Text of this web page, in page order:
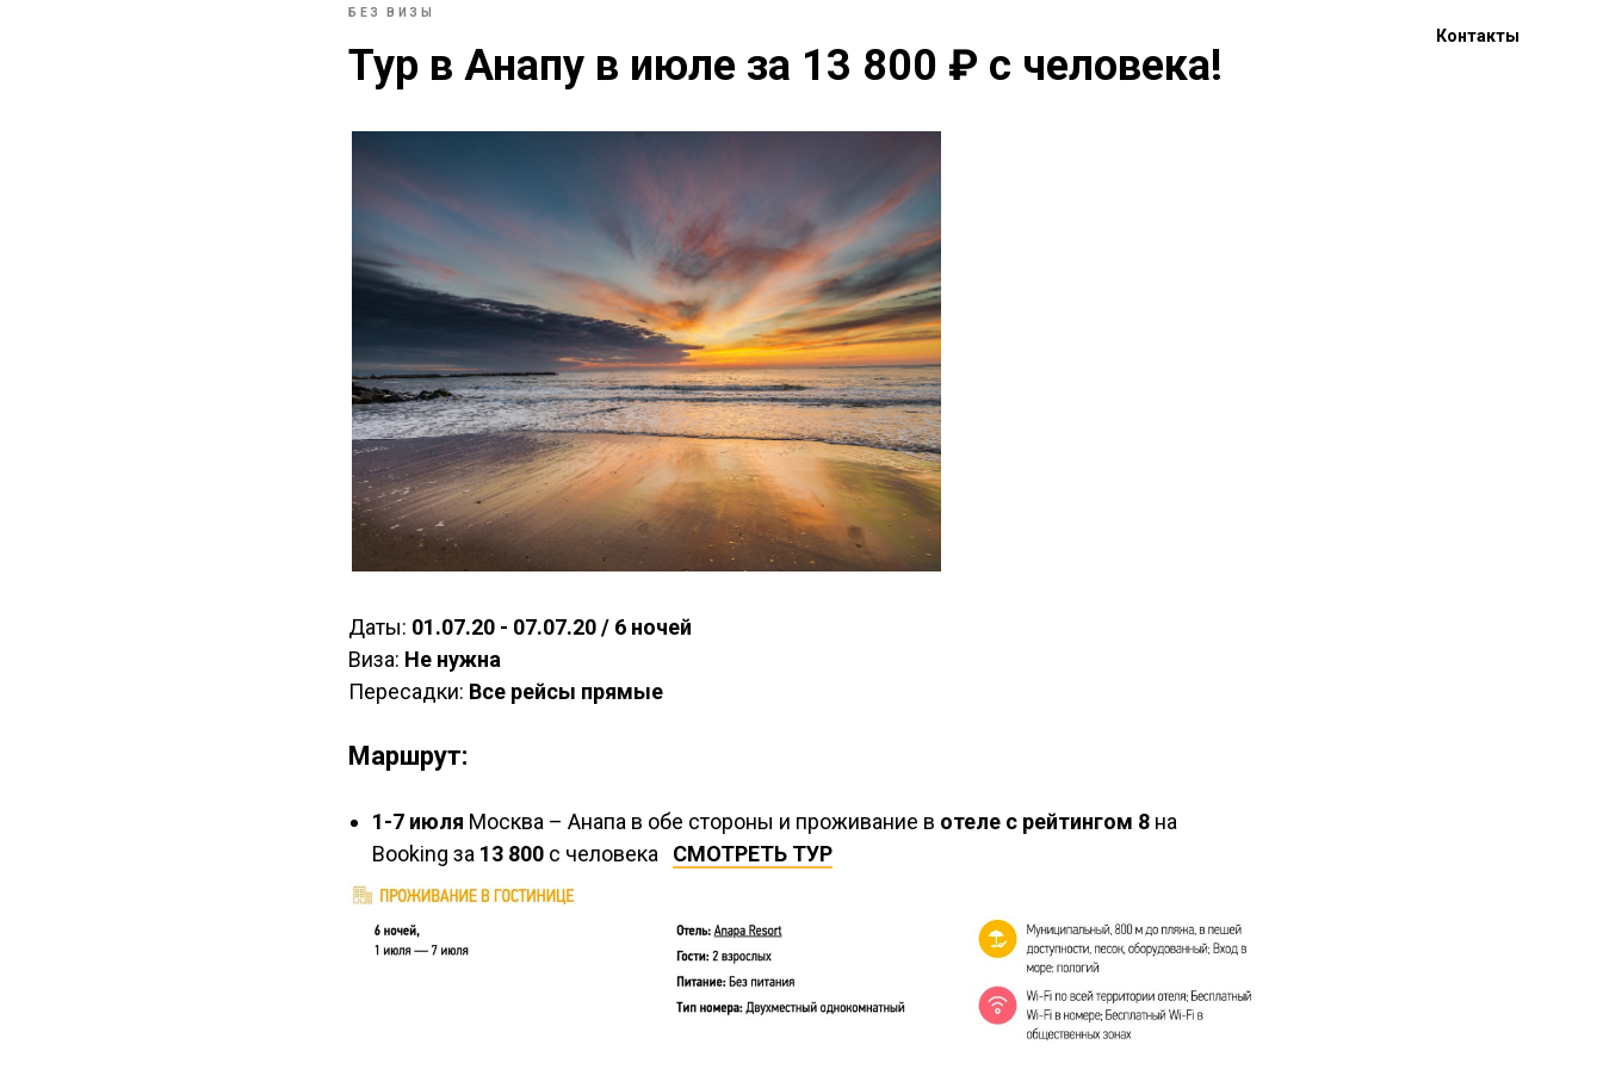
Контакты
БЕЗ ВИЗЫ
Тур в Анапу в июле за 13 800 ₽ с человека!
Даты: 01.07.20 - 07.07.20 / 6 ночей
Виза: Не нужна
Пересадки: Все рейсы прямые
Маршрут:
1-7 июля Москва – Анапа в обе стороны и проживание в отеле с рейтингом 8 на
Booking за 13 800 с человека СМОТРЕТЬ ТУР